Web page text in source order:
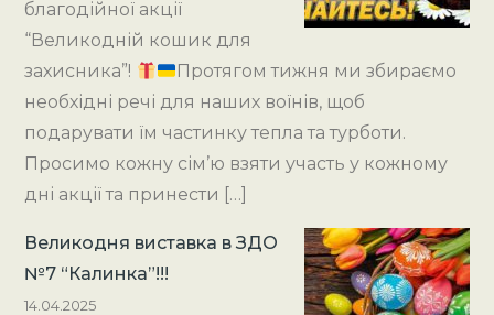
благодійної акції
“Великодній кошик для
захисника”!
Протягом тижня ми збираємо
необхідні речі для наших воїнів, щоб
подарувати їм частинку тепла та турботи.
Просимо кожну сім’ю взяти участь у кожному
дні акції та принести […]
Великодня виставка в ЗДО
№7 “Калинка”!!!
14.04.2025